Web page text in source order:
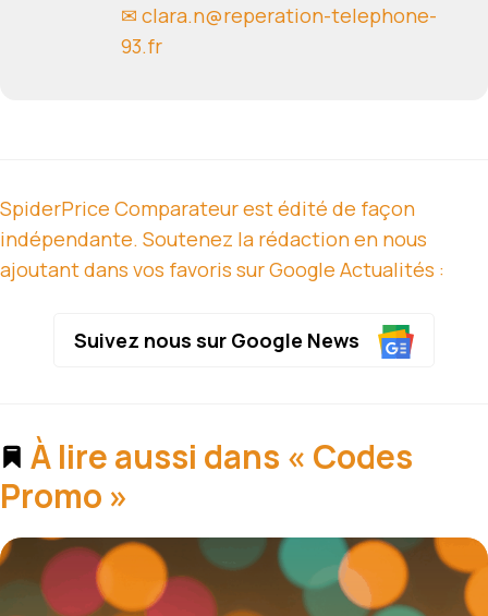
✉ clara.n@reperation-telephone-
93.fr
SpiderPrice Comparateur est édité de façon
indépendante. Soutenez la rédaction en nous
ajoutant dans vos favoris sur Google Actualités :
Suivez nous sur Google News
À lire aussi dans « Codes
Promo »